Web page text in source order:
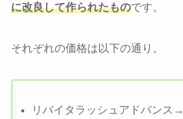
に改良して作られたものです。
それぞれの価格は以下の通り。
リバイタラッシュアドバンス→